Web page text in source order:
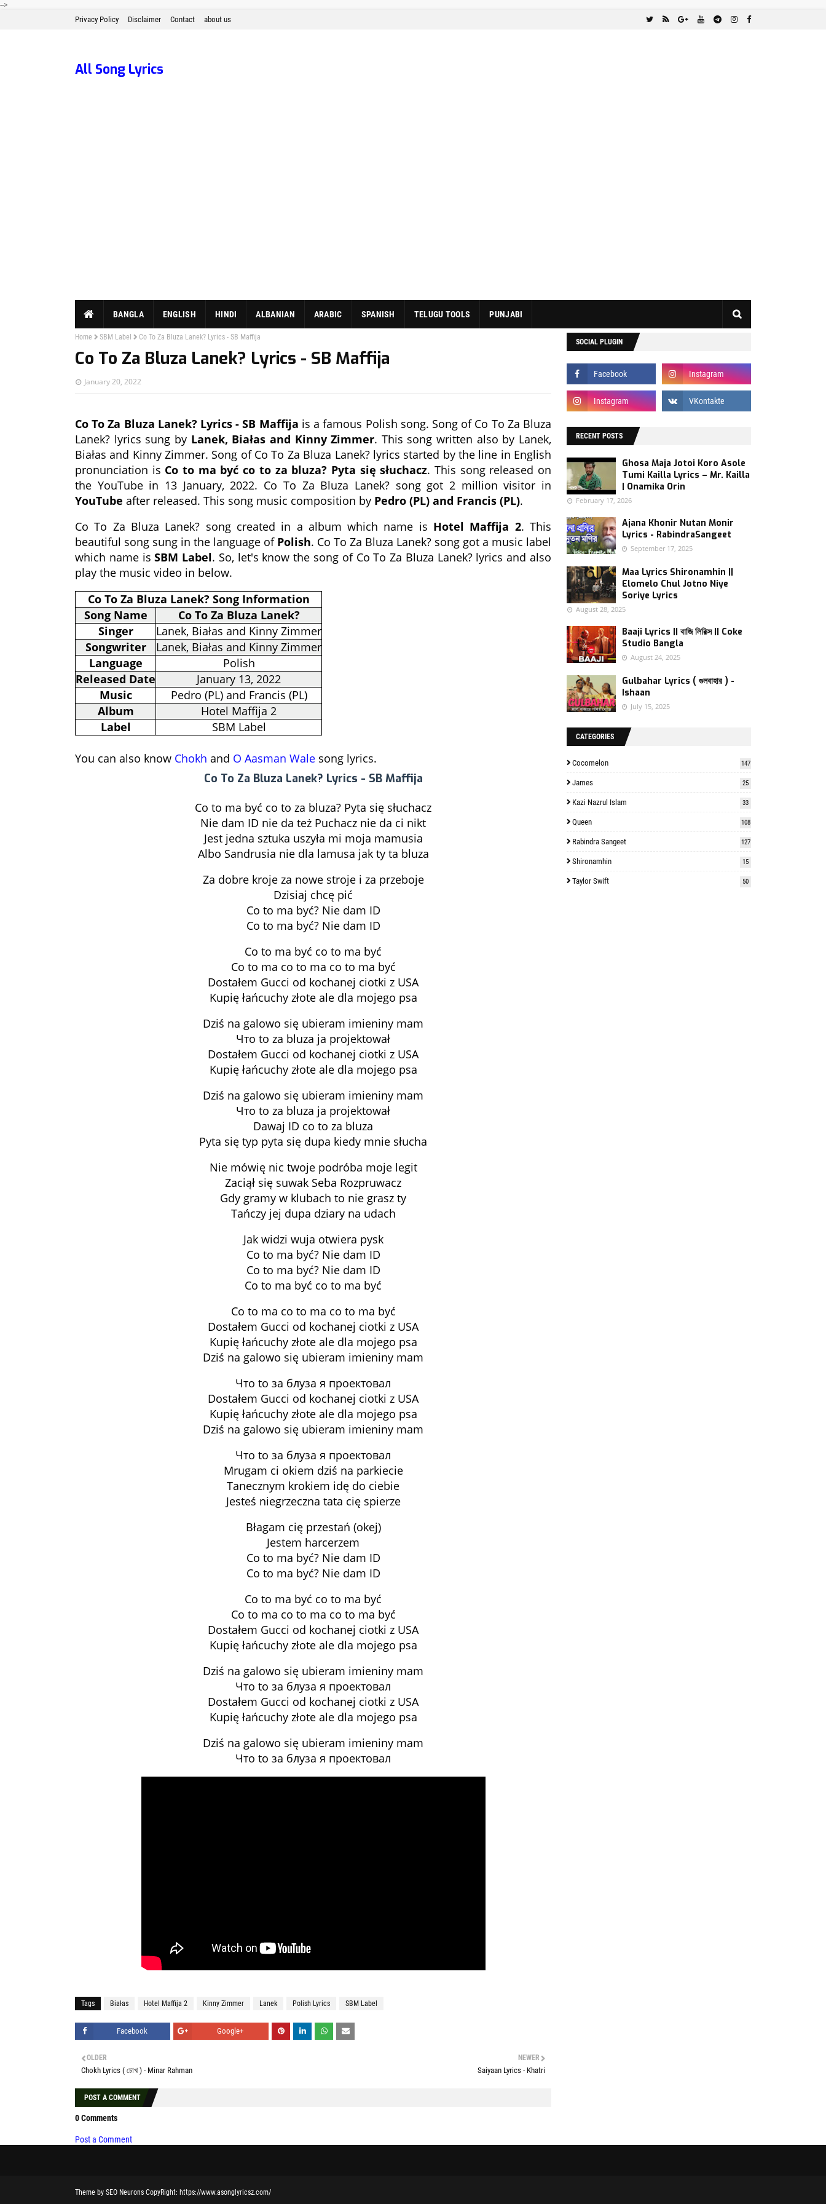
-->
Privacy Policy Disclaimer Contact about us
All Song Lyrics
BANGLA ENGLISH HINDI ALBANIAN ARABIC SPANISH TELUGU TOOLS PUNJABI
Home SBM Label Co To Za Bluza Lanek? Lyrics - SB Maffija
Co To Za Bluza Lanek? Lyrics - SB Maffija
January 20, 2022
Co To Za Bluza Lanek? Lyrics - SB Maffija is a famous Polish song. Song of Co To Za Bluza
Lanek? lyrics sung by Lanek, Białas and Kinny Zimmer. This song written also by Lanek,
Białas and Kinny Zimmer. Song of Co To Za Bluza Lanek? lyrics started by the line in English
pronunciation is Co to ma być co to za bluza? Pyta się słuchacz. This song released on
the YouTube in 13 January, 2022. Co To Za Bluza Lanek? song got 2 million visitor in
YouTube after released. This song music composition by Pedro (PL) and Francis (PL).
Co To Za Bluza Lanek? song created in a album which name is Hotel Maffija 2. This
beautiful song sung in the language of Polish. Co To Za Bluza Lanek? song got a music label
which name isSBM Label. So, let's know the song of Co To Za Bluza Lanek? lyrics and also
play the music video in below.
Co To Za Bluza Lanek? Song Information
Song Name
Co To Za Bluza Lanek?
Singer
Lanek, Białas and Kinny Zimmer
Songwriter
Lanek, Białas and Kinny Zimmer
Language
Polish
Released Date
January 13, 2022
Music
Pedro (PL) and Francis (PL)
Album
Hotel Maffija 2
Label
SBM Label
You can also know Chokh and O Aasman Wale song lyrics.
Co To Za Bluza Lanek? Lyrics - SB Maffija
Co to ma być co to za bluza? Pyta się słuchacz
Nie dam ID nie da też Puchacz nie da ci nikt
Jest jedna sztuka uszyła mi moja mamusia
Albo Sandrusia nie dla lamusa jak ty ta bluza
Za dobre kroje za nowe stroje i za przeboje
Dzisiaj chcę pić
Co to ma być? Nie dam ID
Co to ma być? Nie dam ID
Co to ma być co to ma być
Co to ma co to ma co to ma być
Dostałem Gucci od kochanej ciotki z USA
Kupię łańcuchy złote ale dla mojego psa
Dziś na galowo się ubieram imieniny mam
Что to za bluza ja projektował
Dostałem Gucci od kochanej ciotki z USA
Kupię łańcuchy złote ale dla mojego psa
Dziś na galowo się ubieram imieniny mam
Что to za bluza ja projektował
Dawaj ID co to za bluza
Pyta się typ pyta się dupa kiedy mnie słucha
Nie mówię nic twoje podróba moje legit
Zaciął się suwak Seba Rozpruwacz
Gdy gramy w klubach to nie grasz ty
Tańczy jej dupa dziary na udach
Jak widzi wuja otwiera pysk
Co to ma być? Nie dam ID
Co to ma być? Niе dam ID
Co to ma być co to ma być
Co to ma co to ma co to ma być
Dostałem Gucci od kochanej ciotki z USA
Kupię łańcuchy złote alе dla mojego psa
Dziś na galowo się ubieram imieniny mam
Что to за блуза я проектовал
Dostałem Gucci od kochanej ciotki z USA
Kupię łańcuchy złote ale dla mojego psa
Dziś na galowo się ubieram imieniny mam
Что to за блуза я проектовал
Mrugam ci okiem dziś na parkiecie
Tanecznym krokiem idę do ciebie
Jesteś niegrzeczna tata cię spierze
Błagam cię przestań (okej)
Jestem harcerzem
Co to ma być? Nie dam ID
Co to ma być? Nie dam ID
Co to ma być co to ma być
Co to ma co to ma co to ma być
Dostałem Gucci od kochanej ciotki z USA
Kupię łańcuchy złote ale dla mojego psa
Dziś na galowo się ubieram imieniny mam
Что to за блуза я проектовал
Dostałem Gucci od kochanej ciotki z USA
Kupię łańcuchy złote ale dla mojego psa
Dziś na galowo się ubieram imieniny mam
Что to за блуза я проектовал
Tags Białas Hotel Maffija 2 Kinny Zimmer Lanek Polish Lyrics SBM Label
Facebook Google+
NEWER
Saiyaan Lyrics - Khatri
OLDER
Chokh Lyrics ( চোখ ) - Minar Rahman
POST A COMMENT
0 Comments
Post a Comment
SOCIAL PLUGIN
RECENT POSTS
Ghosa Maja Jotoi Koro Asole
Tumi Kailla Lyrics – Mr. Kailla
| Onamika Orin
February 17, 2026
Ajana Khonir Nutan Monir
Lyrics - RabindraSangeet
September 17, 2025
Maa Lyrics Shironamhin ||
Elomelo Chul Jotno Niye
Soriye Lyrics
August 28, 2025
Baaji Lyrics || বাজি লিরিক্স || Coke
Studio Bangla
August 24, 2025
Gulbahar Lyrics ( গুলবাহার ) -
Ishaan
July 15, 2025
CATEGORIES
Cocomelon 147
James 25
Kazi Nazrul Islam 33
Queen 108
Rabindra Sangeet 127
Shironamhin 15
Taylor Swift 50
Theme by SEO Neurons CopyRight: https://www.asonglyricsz.com/